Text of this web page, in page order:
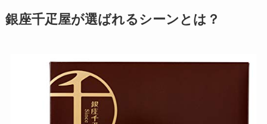
銀座千疋屋が選ばれるシーンとは？